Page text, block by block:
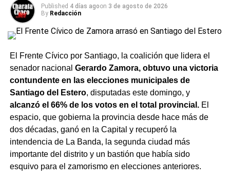
Propiedad de todo el país, con el objetivo declarado de
agilizar los trámites de
jurisdicciones ya operan bajo ese formato.
segunda concesión del
oficialismo
Minutos antes de la votación en general, el oficialismo
también retiró el capítulo que modificaba la Ley Nacional
, al no reunir los votos necesarios
para su aprobación. La propuesta buscaba reducir los
plazos durante los cuales no se puede modificar el
destino de tierras afectadas por incendios, y había
recibido cuestionamientos tanto de senadores del
peronismo como de bloques provinciales y radicales.
Con la caída de ambos capítulos, el proyecto quedó
reducido respecto de su versión original, enviada por el
Published 4 días agoon 3 de agosto de 2026
By Redacción
El Frente Cívico por Santiago, la coalición que lidera el
senador nacional Gerardo Zamora, obtuvo una victoria
contundente en las elecciones municipales de
Santiago del Estero, disputadas este domingo, y
alcanzó el 66% de los votos en el total provincial.El
espacio, que gobierna la provincia desde hace más de
dos décadas, ganó en la Capital y recuperó la
intendencia de La Banda, la segunda ciudad más
importante del distrito y un bastión que había sido
esquivo para el zamorismo en elecciones anteriores.